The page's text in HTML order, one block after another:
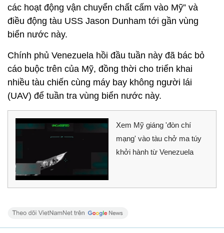
các hoạt động vận chuyển chất cấm vào Mỹ” và
điều động tàu USS Jason Dunham tới gần vùng
biển nước này.
Chính phủ Venezuela hồi đầu tuần này đã bác bỏ
cáo buộc trên của Mỹ, đồng thời cho triển khai
nhiều tàu chiến cùng máy bay không người lái
(UAV) để tuần tra vùng biển nước này.
Xem Mỹ giáng 'đòn chí
mạng' vào tàu chở ma túy
khởi hành từ Venezuela